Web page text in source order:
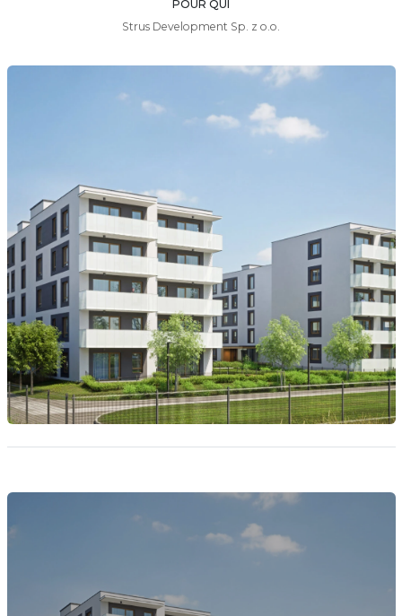
POUR QUI
Strus Development Sp. z o.o.